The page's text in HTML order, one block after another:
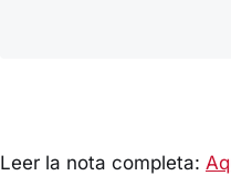
Leer la nota completa: